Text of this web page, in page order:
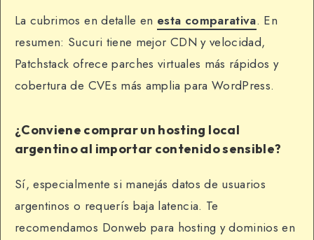
La cubrimos en detalle en esta comparativa. En
resumen: Sucuri tiene mejor CDN y velocidad,
Patchstack ofrece parches virtuales más rápidos y
cobertura de CVEs más amplia para WordPress.
¿Conviene comprar un hosting local
argentino al importar contenido sensible?
Sí, especialmente si manejás datos de usuarios
argentinos o requerís baja latencia. Te
recomendamos Donweb para hosting y dominios en